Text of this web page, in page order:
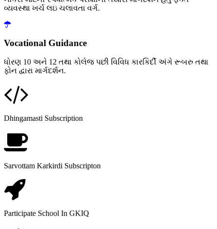
વ્યવસ્થા ખર્ચ લઇ ચલાવતા વર્ગ.
Vocational Guidance
ધોરણ 10 અને 12 તથા કોલેજ પછી વિવિધ કારકિર્દી અંગે રૂબરુ તથા
ફોન દ્વારા માર્ગદર્શન.
Dhingamasti Subscription
Sarvottam Karkirdi Subscripton
Participate School In GKIQ